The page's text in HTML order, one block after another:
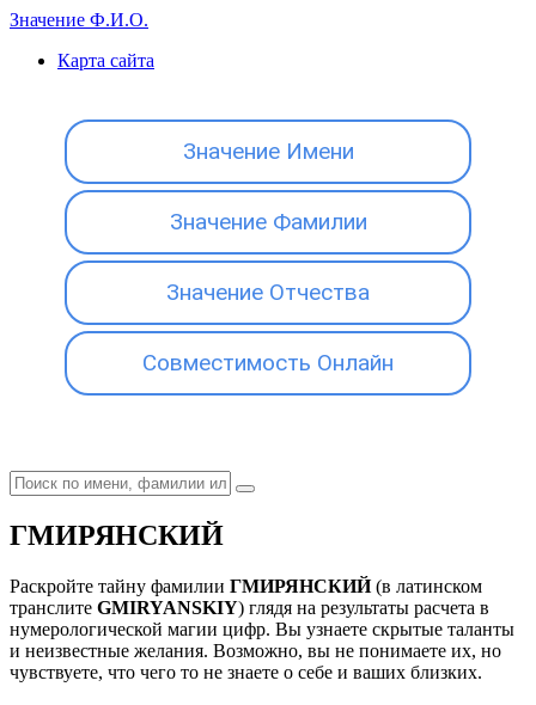
Значение Ф.И.О.
Карта сайта
Значение Имени
Значение Фамилии
Значение Отчества
Совместимость Онлайн
ГМИРЯНСКИЙ
Раскройте тайну фамилии ГМИРЯНСКИЙ(в латинском
транслите GMIRYANSKIY) глядя на результаты расчета в
нумерологической магии цифр. Вы узнаете скрытые таланты
и неизвестные желания. Возможно, вы не понимаете их, но
чувствуете, что чего то не знаете о себе и ваших близких.